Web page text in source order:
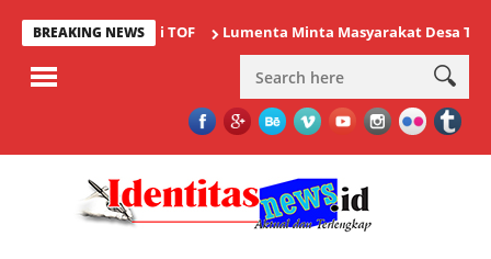
BREAKING NEWS Lumenta Minta Masyarakat Desa Tolok